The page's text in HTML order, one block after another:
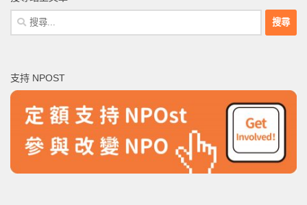
搜
尋
字:
支持 NPOST